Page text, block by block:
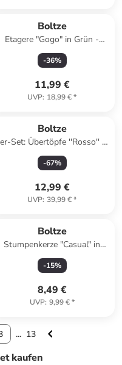
Boltze
Etagere "Gogo" in Grün -
(H)34 cm
-36%
11,99 €
UVP: 18,99 €*
Boltze
Set: Übertöpfe ''Rosso'' in
Rot
-67%
12,99 €
UVP: 39,99 €*
Boltze
Stumpenkerze "Casual" in
Orange - 490 g
-15%
8,49 €
UVP: 9,99 €*
... 13
kaufen